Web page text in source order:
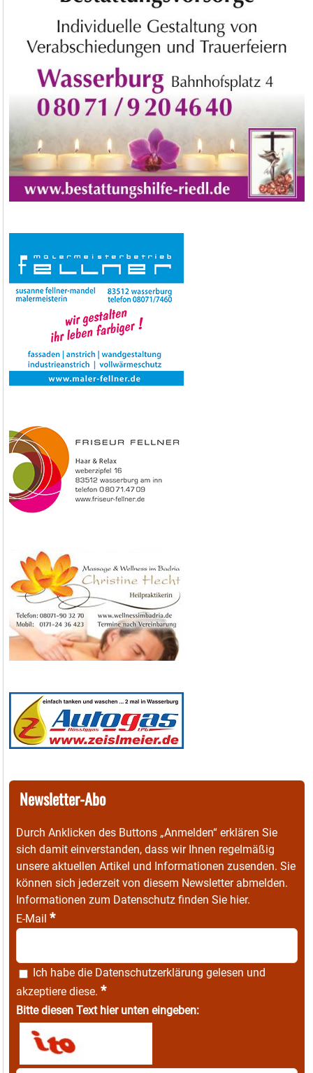
Newsletter-Abo
Durch Anklicken des Buttons „Anmelden“ erklären Sie
sich damit einverstanden, dass wir Ihnen regelmäßig
unsere aktuellen Artikel und Informationen zusenden. Sie
können sich jederzeit von diesem Newsletter abmelden.
Informationen zum Datenschutz finden Sie hier.
E-Mail *
Ich habe die Datenschutzerklärung gelesen und
akzeptiere diese. *
Bitte diesen Text hier unten eingeben: